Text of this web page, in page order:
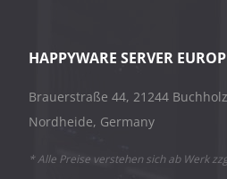
HAPPYWARE SERVER
Brauerstraße 44, 21244
Nordheide, Germany
* Alle Preise verstehen sich ab Werk